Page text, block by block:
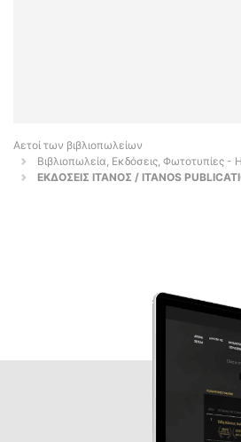
Αετοί των βιβλιοπωλείων
Βιβλιοπωλεία, Εκδόσεις, Φωτοτυπίες -
ΕΚΔΟΣΕΙΣ ΙΤΑΝΟΣ / ITANOS